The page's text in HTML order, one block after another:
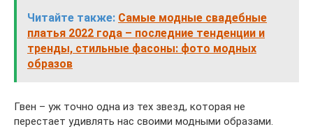
Читайте также: Самые модные свадебные
платья 2022 года – последние тенденции и
тренды, стильные фасоны: фото модных
образов
Гвен – уж точно одна из тех звезд, которая не
перестает удивлять нас своими модными образами.